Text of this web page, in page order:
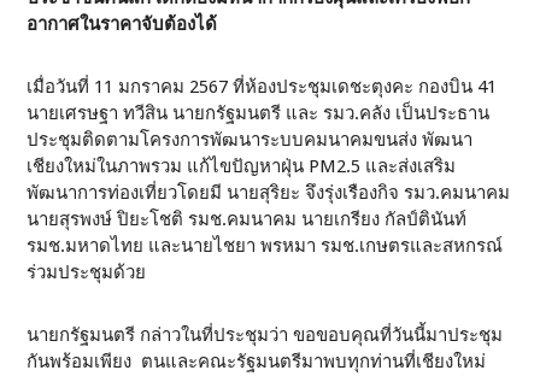
อากาศในราคาจับต้องได้
เมื่อวันที่ 11 มกราคม 2567 ที่ห้องประชุมเดชะตุงคะ กองบิน 41
นายเศรษฐา ทวีสิน นายกรัฐมนตรี และ รมว.คลัง เป็นประธาน
ประชุมติดตามโครงการพัฒนาระบบคมนาคมขนส่ง พัฒนา
เชียงใหม่ในภาพรวม แก้ไขปัญหาฝุ่น PM2.5 และส่งเสริม
พัฒนาการท่องเที่ยวโดยมี นายสุริยะ จึงรุ่งเรืองกิจ รมว.คมนาคม
นายสุรพงษ์ ปิยะโชติ รมช.คมนาคม นายเกรียง กัลป์ตินันท์
รมช.มหาดไทย และนายไชยา พรหมา รมช.เกษตรและสหกรณ์
ร่วมประชุมด้วย
นายกรัฐมนตรี กล่าวในที่ประชุมว่า ขอขอบคุณที่วันนี้มาประชุม
กันพร้อมเพียง ตนและคณะรัฐมนตรีมาพบทุกท่านที่เชียงใหม่